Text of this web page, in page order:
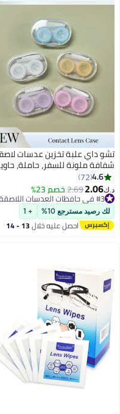
تشو داي علبة تخزين عدسات
شفافة ملونة للسفر، حاملة،
تخزين نقع، عبوة بالجملة (لون
عشوائي)
4.6
72
د.ك‏2.06
2.69خصم 23%
#3 في حافظات العدسات اللاصقة
#3 في حافظات العدسات اللاصقة
لك رصيد مسترجع 10% + 1
احصل عليه خلال 13 - 14